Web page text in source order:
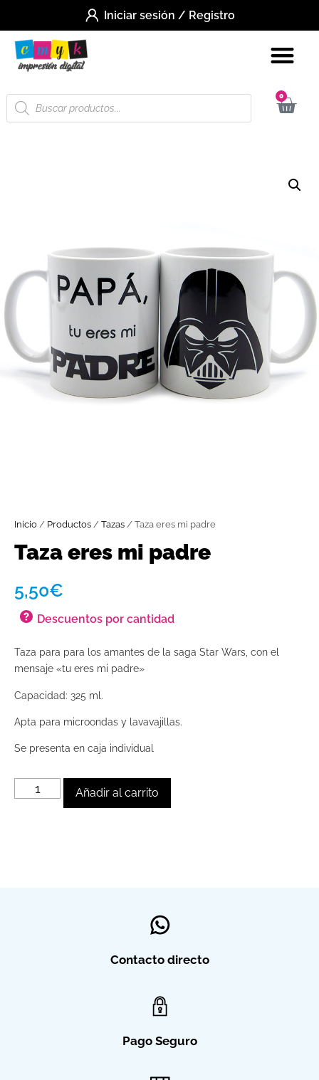
Iniciar sesión / Registro
0
Inicio / Productos / Tazas / Taza eres mi padre
Taza eres mi padre
5,50€
Taza para para los amantes de la saga Star Wars, con el
mensaje «tu eres mi padre»
Capacidad: 325 ml.
Apta para microondas y lavavajillas.
Se presenta en caja individual
Añadir al carrito
Contacto directo
Pago Seguro